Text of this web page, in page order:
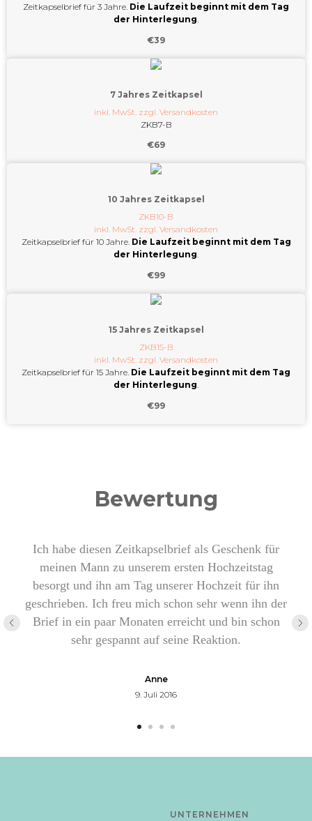
Zeitkapselbrief für 3 Jahre. Die Laufzeit beginnt mit dem Tag
der Hinterlegung
€39
7 Jahres Zeitkapsel
inkl. MwSt. zzgl. Versandkosten
ZKB7-B
€69
10 Jahres Zeitkapsel
ZKB10-B
inkl. MwSt. zzgl. Versandkosten
Zeitkapselbrief für 10 Jahre. Die Laufzeit beginnt mit dem Tag
der Hinterlegung.
€99
15 Jahres Zeitkapsel
ZKB15-B
inkl. MwSt. zzgl. Versandkosten
Zeitkapselbrief für 15 Jahre. Die Laufzeit beginnt mit dem Tag
der Hinterlegung.
€99
Bewertung
Ich habe diesen Zeitkapselbrief als Geschenk für
meinen Mann zu unserem ersten Hochzeitstag
besorgt und ihn am Tag unserer Hochzeit für ihn
geschrieben. Ich freu mich schon sehr wenn ihn der
Brief in ein paar Monaten erreicht und bin schon
sehr gespannt auf seine Reaktion.
Anne
9. Juli 2016
UNTERNEHMEN